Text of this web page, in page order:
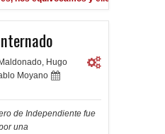
, Hugo
Moyano
de Independiente fue
una